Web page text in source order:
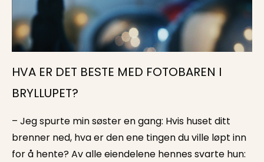
HVA ER DET BESTE MED FOTOBAREN I
BRYLLUPET?
– Jeg spurte min søster en gang: Hvis huset ditt
brenner ned, hva er den ene tingen du ville løpt inn
for å hente? Av alle eiendelene hennes svarte hun: